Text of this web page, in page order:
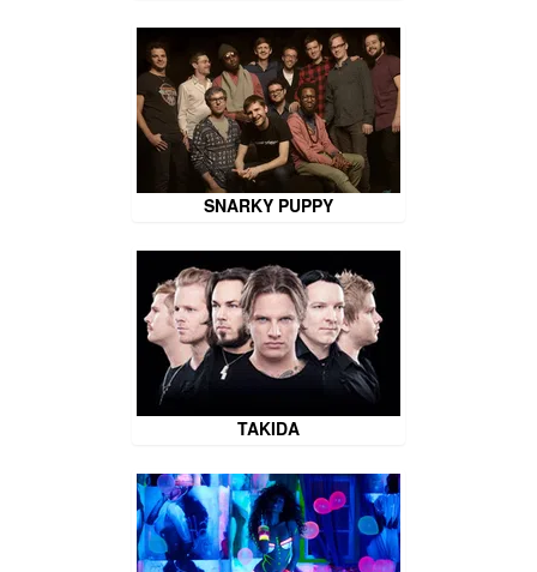
SNARKY PUPPY
TAKIDA